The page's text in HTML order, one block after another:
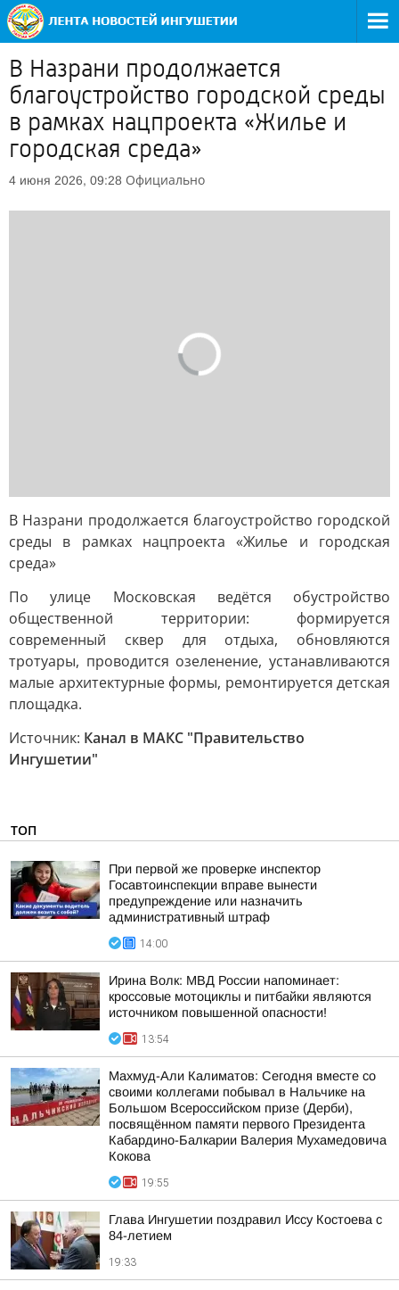
В Назрани продолжается
благоустройство городской среды
в рамках нацпроекта «Жилье и
городская среда»
4 июня 2026, 09:28 Официально
В Назрани продолжается благоустройство городской
среды в рамках нацпроекта «Жилье и городская
среда»
По улице Московская ведётся обустройство
общественной территории: формируется
современный сквер для отдыха, обновляются
тротуары, проводится озеленение, устанавливаются
малые архитектурные формы, ремонтируется детская
площадка.
Источник: Канал в МАКС "Правительство
Ингушетии"
ТОП
При первой же проверке инспектор
Госавтоинспекции вправе вынести
предупреждение или назначить
административный штраф
14:00
Ирина Волк: МВД России напоминает:
кроссовые мотоциклы и питбайки являются
источником повышенной опасности!
13:54
Махмуд-Али Калиматов: Сегодня вместе со
своими коллегами побывал в Нальчике на
Большом Всероссийском призе (Дерби),
посвящённом памяти первого Президента
Кабардино-Балкарии Валерия Мухамедовича
Кокова
19:55
Глава Ингушетии поздравил Иссу Костоева с
84-летием
19:33